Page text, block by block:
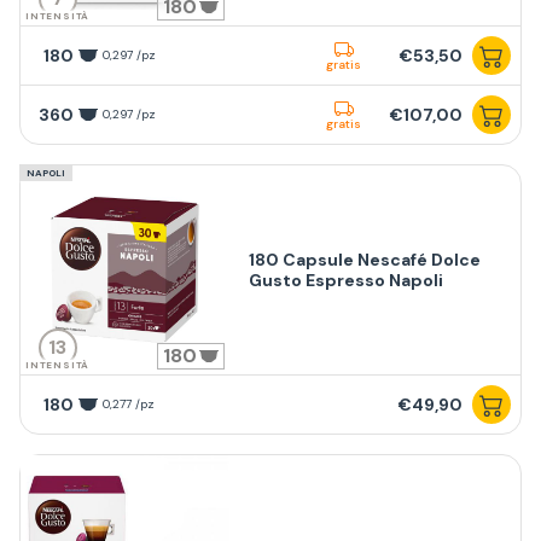
INTENSITÀ 180
180 0,297 /pz
gratis €53,50
360 0,297 /pz
gratis €107,00
NAPOLI
13
INTENSITÀ 180
180 Capsule Nescafé Dolce
Gusto Espresso Napoli
180 0,277 /pz €49,90